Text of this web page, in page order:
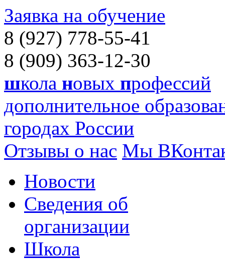
Заявка на обучение
8 (927) 778-55-41
8 (909) 363-12-30
школа новых профессий
дополнительное
городах России
Отзывы о нас Мы
Новости
Сведения об
организации
Школа